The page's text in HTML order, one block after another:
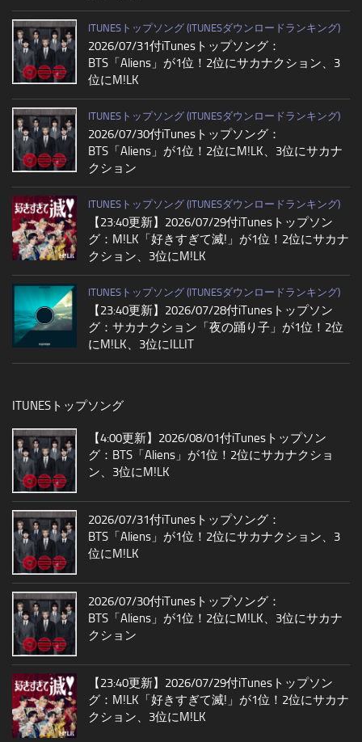
ITUNESトップソング (ITUNESダウンロードランキング)
2026/07/31付iTunesトップソング：
BTS「Aliens」が1位！2位にサカナクション、3
位にM!LK
ITUNESトップソング (ITUNESダウンロードランキング)
2026/07/30付iTunesトップソング：
BTS「Aliens」が1位！2位にM!LK、3位にサカナ
クション
ITUNESトップソング (ITUNESダウンロードランキング)
【23:40更新】2026/07/29付iTunesトップソン
グ：M!LK「好きすぎて滅!」が1位！2位にサカナ
クション、3位にM!LK
ITUNESトップソング (ITUNESダウンロードランキング)
【23:40更新】2026/07/28付iTunesトップソン
グ：サカナクション「夜の踊り子」が1位！2位
にM!LK、3位にILLIT
ITUNESトップソング
【4:00更新】2026/08/01付iTunesトップソン
グ：BTS「Aliens」が1位！2位にサカナクショ
ン、3位にM!LK
2026/07/31付iTunesトップソング：
BTS「Aliens」が1位！2位にサカナクション、3
位にM!LK
2026/07/30付iTunesトップソング：
BTS「Aliens」が1位！2位にM!LK、3位にサカナ
クション
【23:40更新】2026/07/29付iTunesトップソン
グ：M!LK「好きすぎて滅!」が1位！2位にサカナ
クション、3位にM!LK